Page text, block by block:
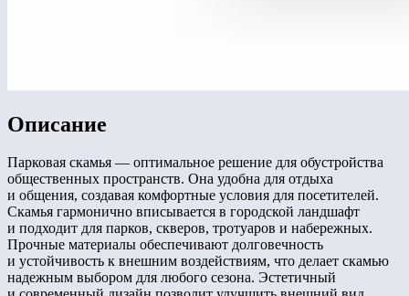
Описание
Парковая скамья — оптимальное решение для обустройства
общественных пространств. Она удобна для отдыха
и общения, создавая комфортные условия для посетителей.
Скамья гармонично вписывается в городской ландшафт
и подходит для парков, скверов, тротуаров и набережных.
Прочные материалы обеспечивают долговечность
и устойчивость к внешним воздействиям, что делает скамью
надежным выбором для любого сезона. Эстетичный